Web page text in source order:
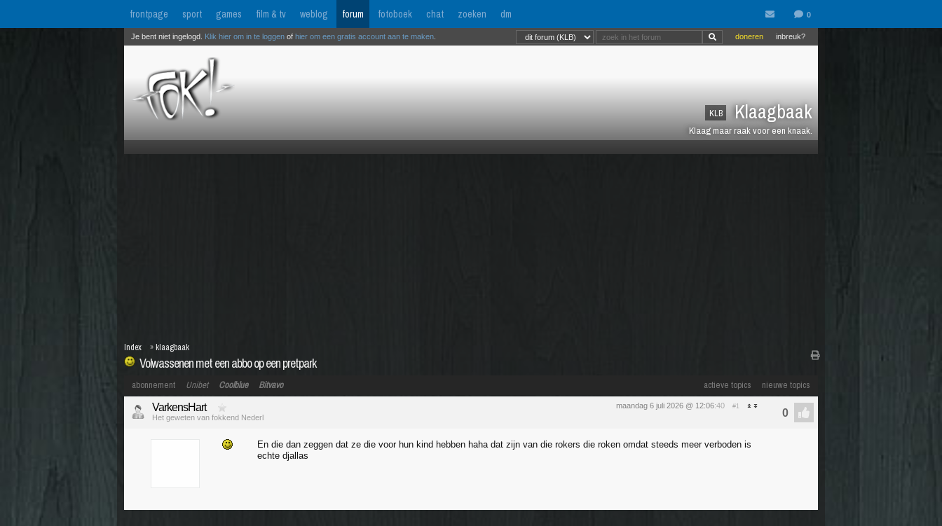
frontpage sport games film & tv weblog forum fotoboek chat zoeken dm
KLB Klaagbaak
Klaag maar raak voor een knaak.
inbreuk?
doneren
Je bent niet ingelogd. Klik hier om in te loggen of hier om een gratis account aan te maken
Volwassenen met een abbo op een pretpark
Index »klaagbaak
actieve topics nieuwe topics
abonnement Unibet Coolblue Bitvavo
maandag 6 juli 2026 @ 12:06:40 #1
VarkensHart
Het geweten van fokkend Nederl
En die dan zeggen dat ze die voor hun kind hebben haha dat zijn van die rokers die roken omdat steeds meer verboden is
echte djallas